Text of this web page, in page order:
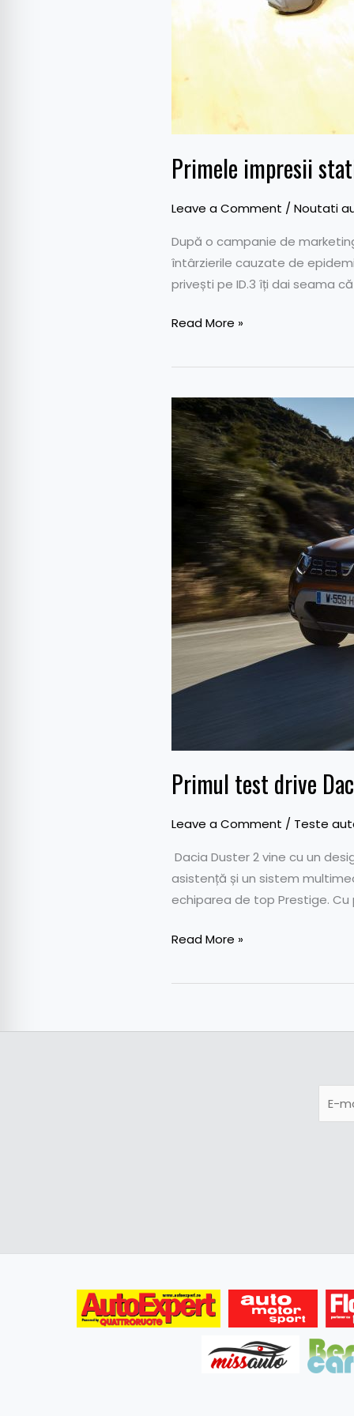
Primele impresii
Leave a Comment /Noutati
După o campanie de
întârzierile cauzate de
privești pe ID.3 îți dai seama
Read More »
Primul test drive
Leave a Comment / Teste
Dacia Duster 2 vine cu un
asistență și un sistem
echiparea de top Prestige.
Primul
test
drive
Dacia
Read More »